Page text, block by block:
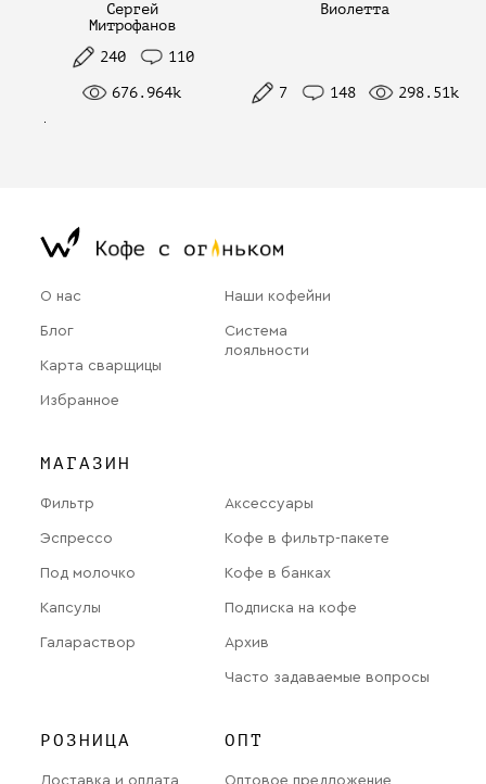
Сергей
Митрофанов
240
110
676.964k
Виолетта
7 148 298.51k
О нас
Блог
Карта сварщицы
Избранное
Наши кофейни
Система
лояльности
МАГАЗИН
Фильтр
Эспрессо
Под молочко
Капсулы
Галараствор
Аксессуары
Кофе в фильтр-пакете
Кофе в банках
Подписка на кофе
Архив
Часто задаваемые вопросы
РОЗНИЦА ОПТ